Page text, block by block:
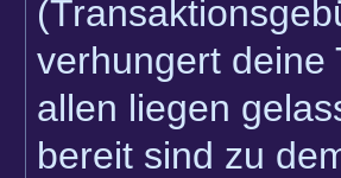
verhungert deine
allen liegen
bereit sind zu